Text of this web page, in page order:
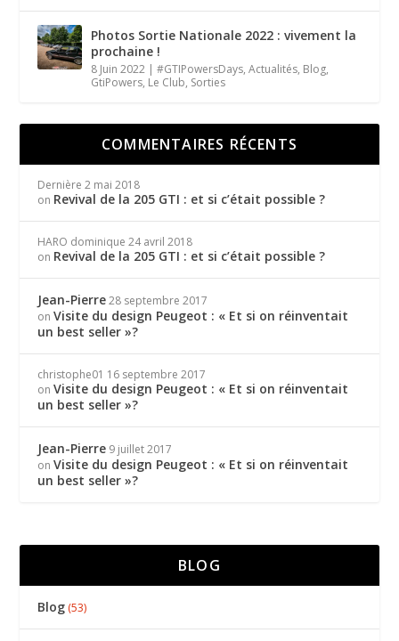
Photos Sortie Nationale 2022 : vivement la
prochaine !
8 Juin 2022 |#GTIPowersDays,Actualités, Blog,
GtiPowers, Le Club, Sorties
COMMENTAIRES RÉCENTS
Dernière 2 mai 2018
on Revival de la 205 GTI : et si c’était possible ?
HARO dominique 24 avril 2018
on Revival de la 205 GTI : et si c’était possible ?
Jean-Pierre 28 septembre 2017
onVisite du design Peugeot : « Et si on réinventait
un best seller »?
christophe01 16 septembre 2017
onVisite du design Peugeot : « Et si on réinventait
un best seller »?
Jean-Pierre 9 juillet 2017
onVisite du design Peugeot : « Et si on réinventait
un best seller »?
BLOG
Blog (53)